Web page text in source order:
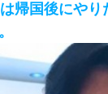
国後にやり